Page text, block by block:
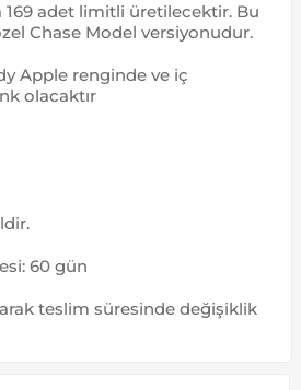
169 adet limitli üretilecektir. Bu
Chase Model versiyonudur.
Apple renginde ve iç
olacaktır
60 gün
teslim süresinde değişiklik